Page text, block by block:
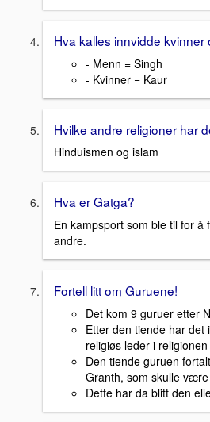
Hva kalles innvidde kvinner
- Menn = Singh
- Kvinner = Kaur
Hvilke andre religioner har
Hinduismen og islam
Hva er Gatga?
En kampsport som ble til for å
andre.
Fortell litt om Guruene!
Det kom 9 guruer etter
Etter den tiende har
religiøs leder i religionen
Den tiende guruen
Granth, som skulle
Dette har da blitt den